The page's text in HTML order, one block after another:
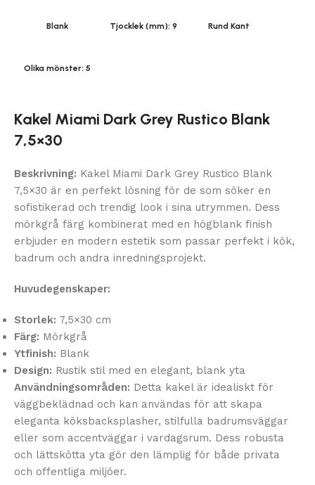
Blank Tjocklek (mm): 9 Rund Kant
Olika mönster: 5
Kakel Miami Dark Grey Rustico Blank
7,5×30
Beskrivning: Kakel Miami Dark Grey Rustico Blank
7,5×30 är en perfekt lösning för de som söker en
sofistikerad och trendig look i sina utrymmen. Dess
mörkgrå färg kombinerat med en högblank finish
erbjuder en modern estetik som passar perfekt i kök,
badrum och andra inredningsprojekt.
Huvudegenskaper:
Storlek: 7,5×30 cm
Färg: Mörkgrå
Ytfinish: Blank
Design: Rustik stil med en elegant, blank yta
Användningsområden: Detta kakel är idealiskt för
väggbeklädnad och kan användas för att skapa
eleganta köksbacksplasher, stilfulla badrumsväggar
eller som accentväggar i vardagsrum. Dess robusta
och lättskötta yta gör den lämplig för både privata
och offentliga miljöer.